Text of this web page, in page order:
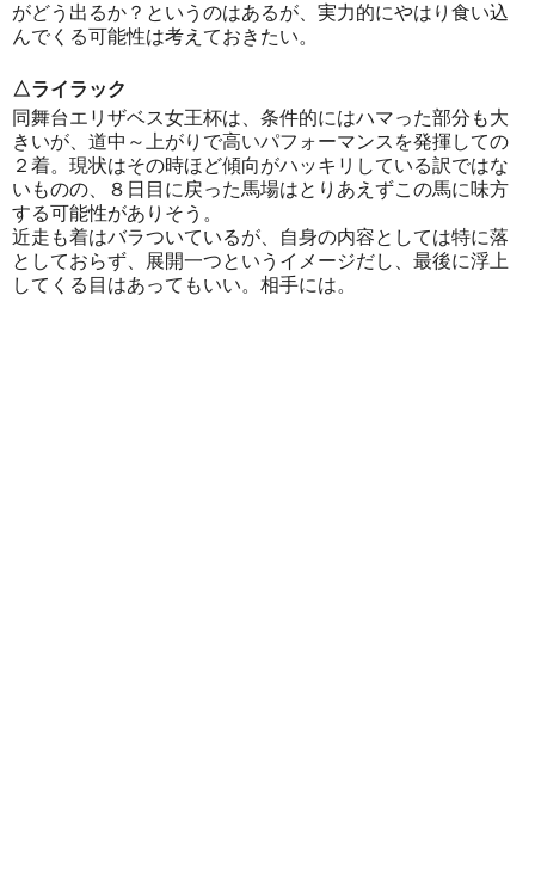
がどう出るか？というのはあるが、実力的にやはり食い込
んでくる可能性は考えておきたい。
△ライラック
同舞台エリザベス女王杯は、条件的にはハマった部分も大
きいが、道中～上がりで高いパフォーマンスを発揮しての
２着。現状はその時ほど傾向がハッキリしている訳ではな
いものの、８日目に戻った馬場はとりあえずこの馬に味方
する可能性がありそう。
近走も着はバラついているが、自身の内容としては特に落
としておらず、展開一つというイメージだし、最後に浮上
してくる目はあってもいい。相手には。